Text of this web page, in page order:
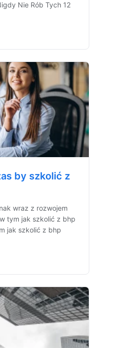
Nie Rób Tych 12
by szkolić z
wraz z rozwojem
tym jak szkolić z bhp
jak szkolić z bhp